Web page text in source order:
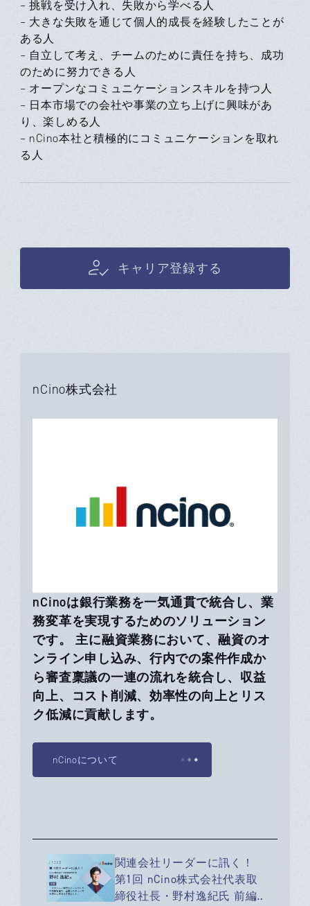
– 挑戦を受け入れ、失敗から学べる人
– 大きな失敗を通じて個人的成長を経験したことが
ある人
– 自立して考え、チームのために責任を持ち、成功
のために努力できる人
– オープンなコミュニケーションスキルを持つ人
– 日本市場での会社や事業の立ち上げに興味があ
り、楽しめる人
– nCino本社と積極的にコミュニケーションを取れ
る人
キャリア登録する
nCino株式会社
nCinoは銀行業務を一気通貫で統合し、業
務変革を実現するためのソリューション
です。 主に融資業務において、融資のオ
ンライン申し込み、行内での案件作成か
ら審査稟議の一連の流れを統合し、収益
向上、コスト削減、効率性の向上とリス
ク低減に貢献します。
nCinoについて
関連会社リーダーに訊く！
第1回 nCino株式会社代表取
締役社長・野村逸紀氏 前編